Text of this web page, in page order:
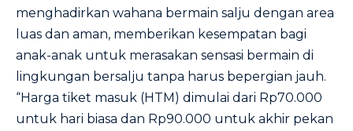
menghadirkan wahana bermain salju dengan area
luas dan aman, memberikan kesempatan bagi
anak-anak untuk merasakan sensasi bermain di
lingkungan bersalju tanpa harus bepergian jauh.
“Harga tiket masuk (HTM) dimulai dari Rp70.000
untuk hari biasa dan Rp90.000 untuk akhir pekan